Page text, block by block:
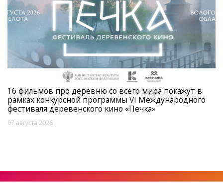
16 фильмов про деревню со всего мира покажут в
рамках конкурсной программы VI Международного
фестиваля деревенского кино «Печка»
07 августа 2026